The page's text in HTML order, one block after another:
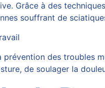
Grâce à des
souffrant de
des troubles
de soulager la